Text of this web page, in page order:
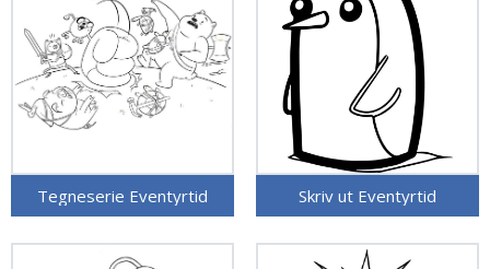
Tegneserie Eventyrtid Skriv ut Eventyrtid